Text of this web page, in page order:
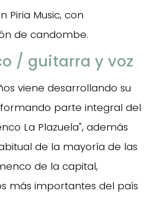
Piria Music, con
de candombe.
/ guitarra y voz
viene desarrollando su
parte integral del
La Plazuela", además
de la mayoría de las
de la capital,
más importantes del país